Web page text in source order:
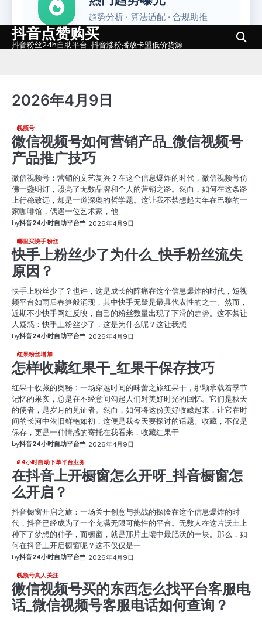
Skip抖音点赞购买
抖音粉丝24h自助平台-抖音涨粉播放卡盟低价货源
2026年4月9日
视频号
微信视频号如何营销产品_微信视频号
产品推广技巧
微信视频号：营销的文艺复兴？在这个信息爆炸的时代，微信视频号仿
佛一盏明灯，照亮了无数品牌和个人的营销之路。然而，如何在这条路
上行稳致远，却是一道深奥的哲学题。这让我不禁想起去年在巴黎的一
家咖啡馆，偶遇一位艺术家，他
by抖音24小时自助平台 2026年4月9日
哪里买快手粉丝
快手上粉丝少了为什么_快手粉丝流失
原因？
快手上粉丝少了？也许，这是成长的阵痛在这个信息爆炸的时代，短视
频平台如雨后春笋般涌现，其中快手无疑是最具代表性的之一。然而，
近期不少快手网红反映，自己的粉丝数量出现了下滑的趋势。这不禁让
人疑惑：快手上粉丝少了，这是为什么呢？这让我想
by抖音24小时自助平台 2026年4月9日
红果粉丝增加
怎样收藏红果干_红果干保存技巧
红果干收藏的奥秘：一场穿越时间的味蕾之旅红果干，那颗承载着季节
记忆的果实，总是在不经意间勾起人们对美好时光的回忆。它们是秋天
的使者，是岁月的见证者。然而，如何将这份美好收藏起来，让它在时
间的长河中依旧鲜艳如初，这便是我今天要探讨的话题。收藏，不仅是
保存，更是一种情感的寄托在我看来，收藏红果干
by抖音24小时自助平台 2026年4月9日
24小时自动下单平台业务
在抖音上开橱窗怎么开呀_抖音橱窗怎
么开启？
抖音橱窗开启之旅：一场关于创意与挑战的探险在这个信息爆炸的时
代，抖音已经成为了一个充满无限可能性的平台。无数人在这片沃土上
种下了梦想的种子，而橱窗，就是那片土壤中最肥沃的一块。那么，如
何在抖音上开启橱窗呢？这不仅仅是一
by抖音24小时自助平台 2026年4月9日
视频号真人关注
微信视频号买的东西怎么找平台客服电
话_微信视频号客服电话如何查询？